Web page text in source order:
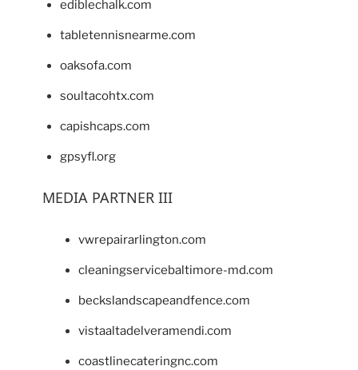
ediblechalk.com
tabletennisnearme.com
oaksofa.com
soultacohtx.com
capishcaps.com
gpsyfl.org
MEDIA PARTNER III
vwrepairarlington.com
cleaningservicebaltimore-md.com
beckslandscapeandfence.com
vistaaltadelveramendi.com
coastlinecateringnc.com